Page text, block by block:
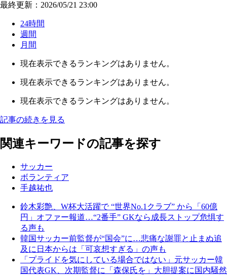
最終更新：2026/05/21 23:00
24時間
週間
月間
現在表示できるランキングはありません。
現在表示できるランキングはありません。
現在表示できるランキングはありません。
記事の続きを見る
関連キーワードの記事を探す
サッカー
ボランティア
手越祐也
鈴木彩艶、W杯大活躍で “世界No.1クラブ” から「60億
円」オファー報道…“2番手” GKなら成長ストップ危惧す
る声も
韓国サッカー前監督が“国会”に…悲痛な謝罪と止まぬ追
及に日本からは「可哀想すぎる」の声も
「プライドを気にしている場合ではない」元サッカー韓
国代表GK、次期監督に「森保氏を」大胆提案に国内騒然